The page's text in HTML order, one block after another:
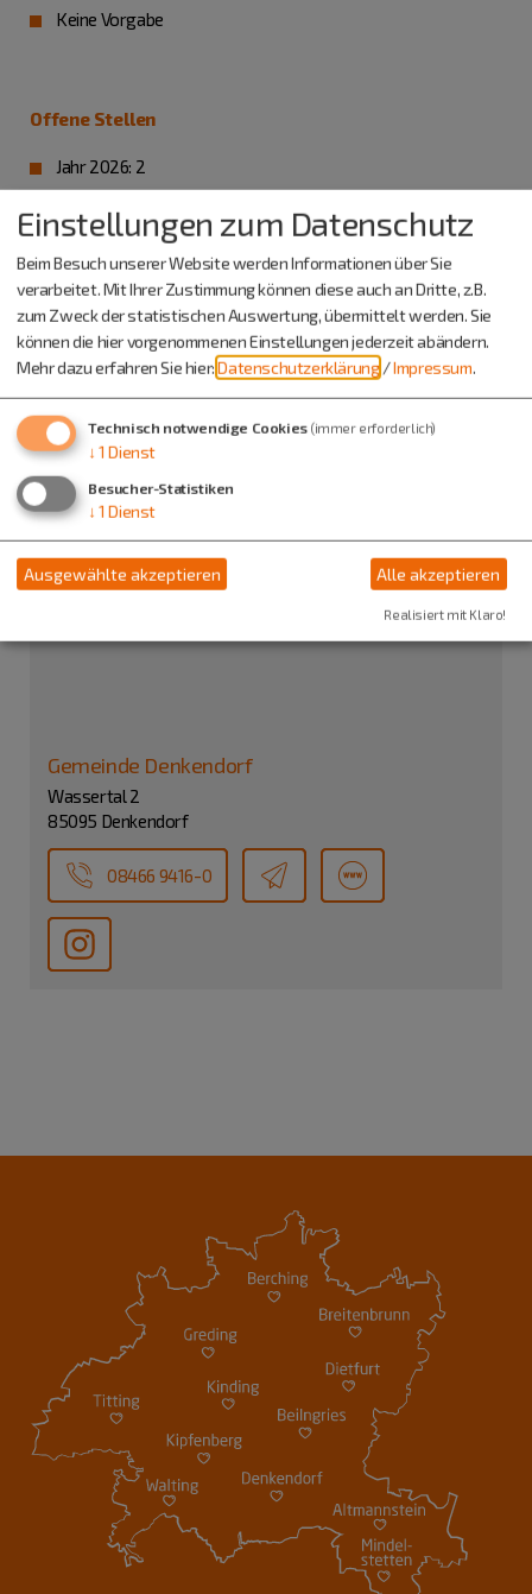
Keine Vorgabe
Offene Stellen
Jahr 2026: 2
Weitere Informationen zur Ausbildung
Ausbildungsort: Denkendorf
Berufsschulstandort: Eichstätt, Ingolstadt, Neuburg usw.
Übernahme möglich: ja
Gemeinde Denkendorf
Wassertal 2
85095 Denkendorf
08466 9416-0
Einstellungen zum Datenschutz
Beim Besuch unserer Website werden Informationen über Sie
verarbeitet. Mit Ihrer Zustimmung können diese auch an Dritte, z.B.
zum Zweck der statistischen Auswertung, übermittelt werden. Sie
können die hier vorgenommenen Einstellungen jederzeit abändern.
Mehr dazu erfahren Sie hier:Datenschutzerklärung /Impressum.
Technisch notwendige Cookies (immer erforderlich)
↓ 1 Dienst
Besucher-Statistiken
↓ 1 Dienst
Ausgewählte akzeptieren Alle akzeptieren
Realisiert mit Klaro!